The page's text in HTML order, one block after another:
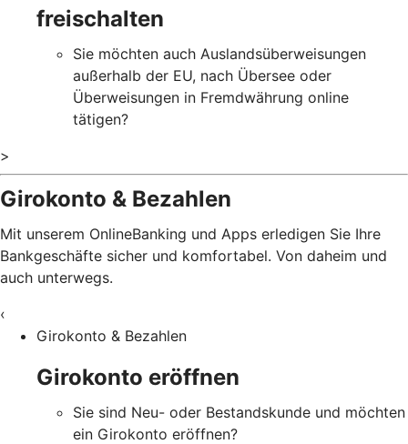
freischalten
Sie möchten auch Auslandsüberweisungen
außerhalb der EU, nach Übersee oder
Überweisungen in Fremdwährung online
tätigen?
>
Girokonto & Bezahlen
Mit unserem OnlineBanking und Apps erledigen Sie Ihre
Bankgeschäfte sicher und komfortabel. Von daheim und
auch unterwegs.
‹
Girokonto & Bezahlen
Girokonto eröffnen
Sie sind Neu- oder Bestandskunde und möchten
ein Girokonto eröffnen?